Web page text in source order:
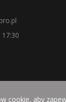
prawa
cookie, aby